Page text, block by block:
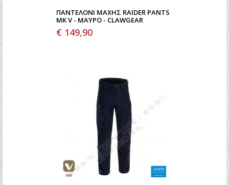
ΠΑΝΤΕΛΌΝΙ ΜΆΧΗΣ RAIDER PANTS
MK V - ΜΑΎΡΟ - CLAWGEAR
€ 149,90